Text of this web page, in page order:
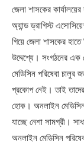
জেলা শাসকের
অ্যান্ড ড্রাগিস্ট
গিয়ে জেলা শাসকের হাতে
উদ্দেশ্যে। সংগঠনের
মেডিসিন পরিষেবা
প্রকোপ নেই। তাই
হোক। অনলাইন মেডিসিন
যাচ্ছে নেশা সামগ্রী।
অনলাইন মেডিসিন